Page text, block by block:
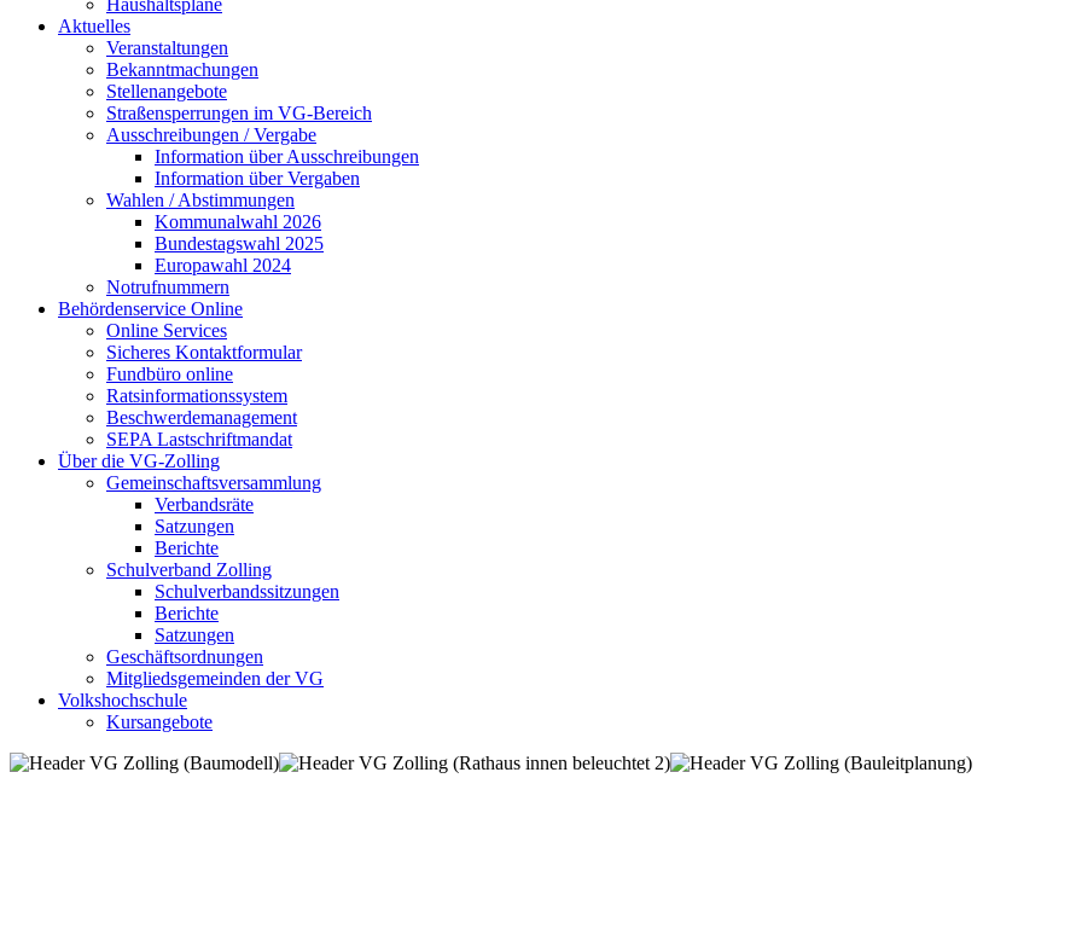
Haushaltspläne
Aktuelles
Veranstaltungen
Bekanntmachungen
Stellenangebote
Straßensperrungen im VG-Bereich
Ausschreibungen / Vergabe
Information über Ausschreibungen
Information über Vergaben
Wahlen / Abstimmungen
Kommunalwahl 2026
Bundestagswahl 2025
Europawahl 2024
Notrufnummern
Behördenservice Online
Online Services
Sicheres Kontaktformular
Fundbüro online
Ratsinformationssystem
Beschwerdemanagement
SEPA Lastschriftmandat
Über die VG-Zolling
Gemeinschaftsversammlung
Verbandsräte
Satzungen
Berichte
Schulverband Zolling
Schulverbandssitzungen
Berichte
Satzungen
Geschäftsordnungen
Mitgliedsgemeinden der VG
Volkshochschule
Kursangebote